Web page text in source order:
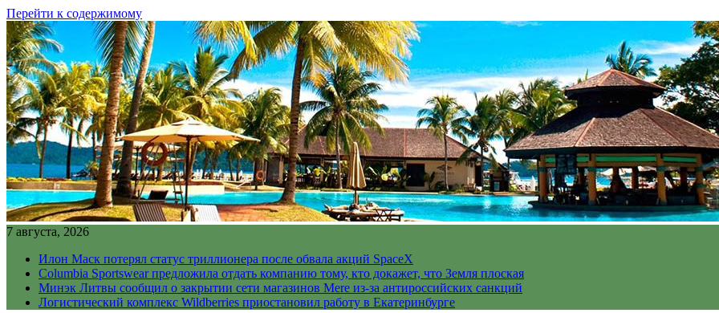
Перейти к содержимому
7 августа, 2026
Илон Маск потерял статус триллионера после обвала акций SpaceX
Columbia Sportswear предложила отдать компанию тому, кто докажет, что Земля плоская
Минэк Литвы сообщил о закрытии сети магазинов Mere из-за антироссийских санкций
Логистический комплекс Wildberries приостановил работу в Екатеринбурге